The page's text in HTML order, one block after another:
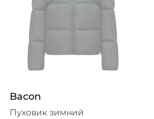
Bacon
Пуховик зимний